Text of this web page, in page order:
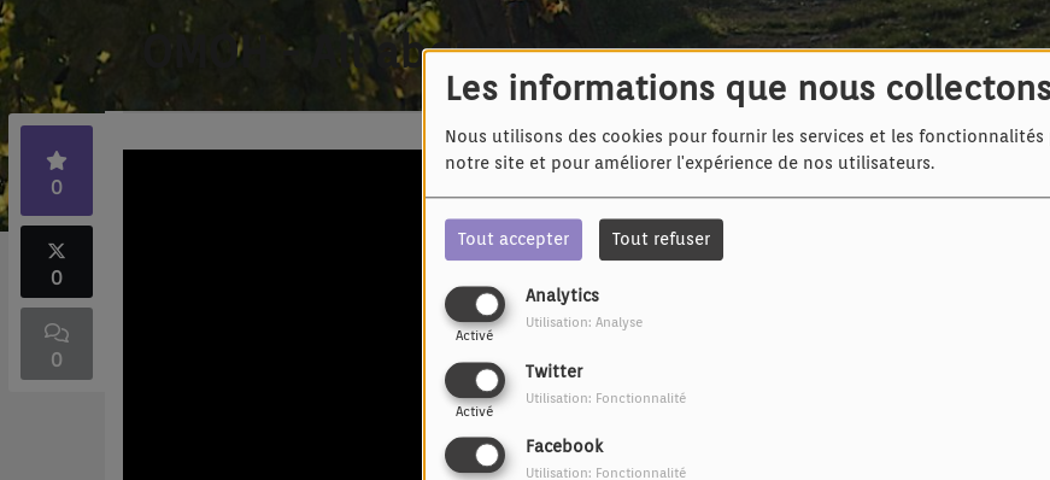
Les informations que nous
Nous utilisons des cookies pour fournir les services et les fonctionnalités
notre site et pour améliorer l'expérience de nos utilisateurs.
Tout accepter Tout refuser
Analytics
Activé
Utilisation: Analyse
Twitter
Activé
Utilisation: Fonctionnalité
Facebook
Utilisation: Fonctionnalité
OMOH - All about passion
0
0
0